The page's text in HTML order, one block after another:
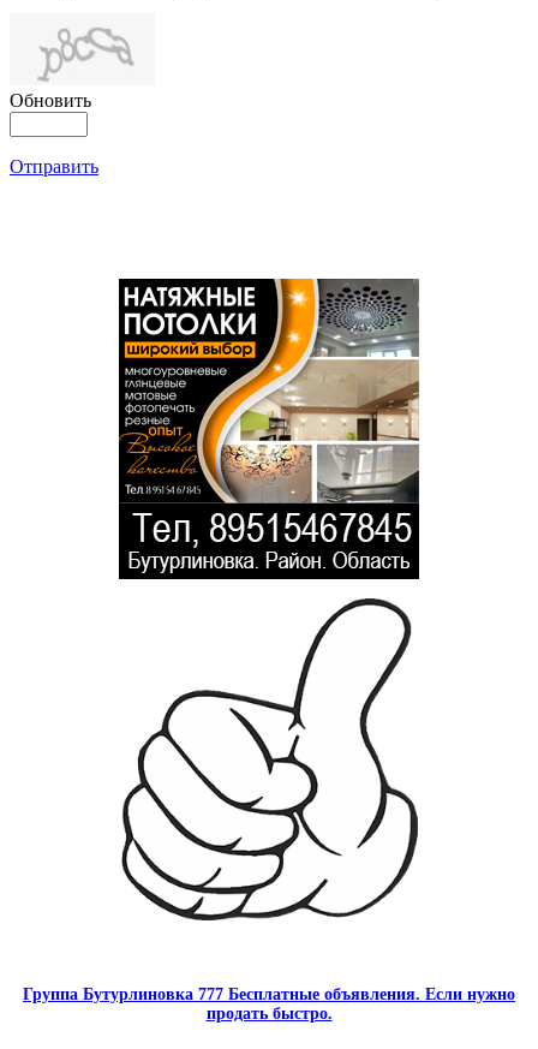
Обновить
Отправить
Группа Бутурлиновка 777 Бесплатные объявления. Если нужно
продать быстро.